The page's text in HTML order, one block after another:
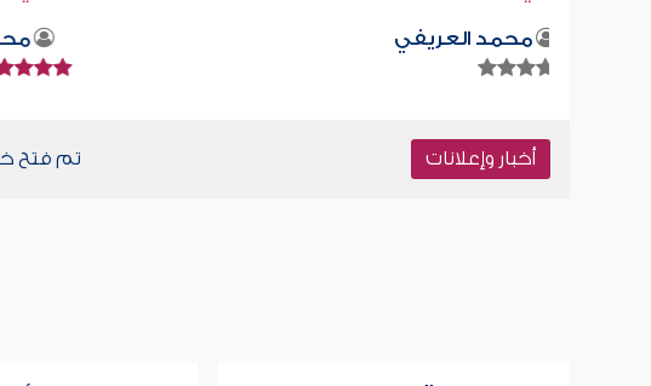
محمد العريفي
أخبار وإعلانات تم فتح